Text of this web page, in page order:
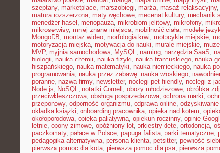
szeptany, marketplace, marszobiegi, marża, masaż relaksacyjny,
matura rozszerzona, maty węchowe, mecenat kultury, mechanik
menedżer haseł, menopauza, mikrobiom jelitowy, mikrofony,
mikroserwisy, mniej znane miejsca, mobilność ciała, modele
MongoDB, montaż wideo, morfologia krwi, motocykle miejskie,
motoryzacja miejska, motywacja do nauki, murale miejskie,
MVP, myjnia samochodowa, MySQL, naming, narzędzia SaaS,
biologii, nauka chemii, nauka fizyki, nauka francuskiego, nauka
hiszpańskiego, nauka matematyki, nauka niemieckiego, nauka
programowania, nauka przez zabawę, nauka włoskiego,
poranne, nazwa firmy, newsletter, noclegi pet friendly, noclegi z
Node.js, NoSQL, notatki Cornell , obozy młodzieżowe, obróbka
przeciwkleszczowa, obsługa posprzedażowa, ochrona marki,
przeponowy, odporność organizmu, odprawa online,
okładka książki, onboarding pracownika, opieka nad kotem,
okołoporodowa, opieka paliatywna, opiekun rodzinny, opinie
letnie, opony zimowe, opóźniony lot, orkiestry dęte, ortodoncja,
paczkomaty, pałace w Polsce, papuga falista, parki tematyczne,
pedagogika alternatywna, persona klienta, petsitter, pewność
pierwsza pomoc dla kota, pierwsza pomoc dla psa, pierwsza